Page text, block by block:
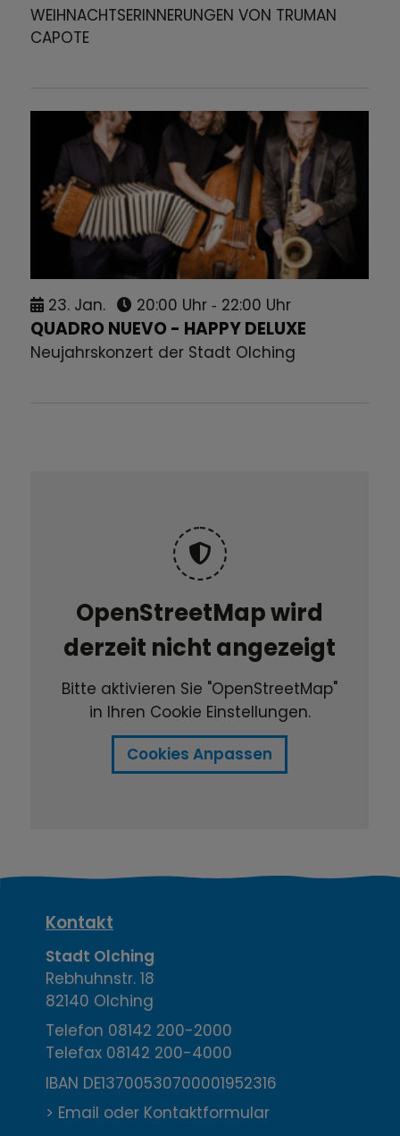
WEIHNACHTSERINNERUNGEN VON TRUMAN
CAPOTE
23. Jan. 20:00 Uhr ‐ 22:00 Uhr
QUADRO NUEVO - HAPPY DELUXE
Neujahrskonzert der Stadt Olching
OpenStreetMap wird
derzeit nicht angezeigt
Bitte aktivieren Sie "OpenStreetMap"
in Ihren Cookie Einstellungen.
Cookies Anpassen
K
o
n
t
a
k
Kontakt
Stadt Olching
Rebhuhnstr. 18
82140 Olching
Telefon 08142 200-2000
Telefax 08142 200-4000
IBAN DE13700530700001952316
> Email oder Kontaktformular